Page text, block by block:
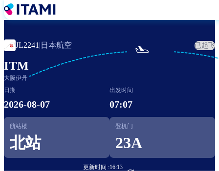
跳
转
主
要
容
JL2241 | 日本航空 已起飞
ITM
大阪伊丹

日期
2026-08-07
出发时间
07:07
航站楼
北站
登机门
23A
更新时间 :16:13